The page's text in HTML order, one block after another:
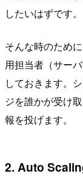
したいはずです。
そんな時のため
用担当者（サー
しておきます。
ジを誰かが受け
報を投げます。
2. Auto